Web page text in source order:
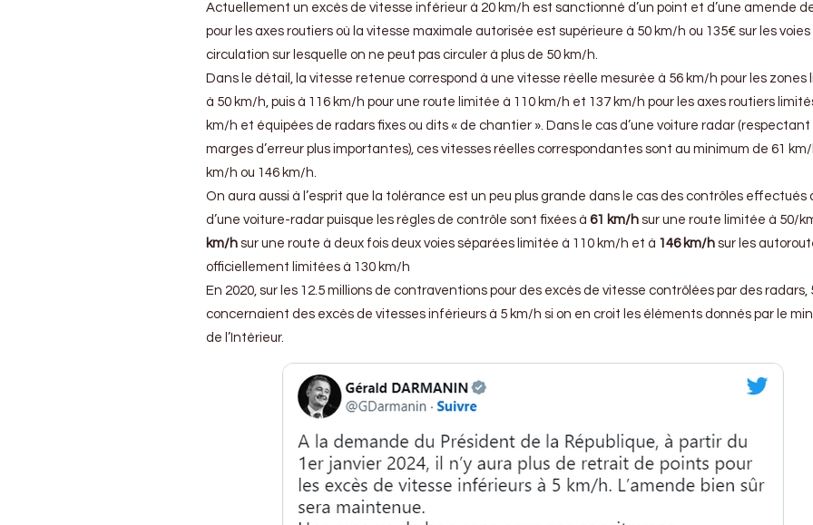
Actuellement un excès de vitesse inférieur à 20 km/h est sanctionné d’un point et d’une amende
pour les axes routiers où la vitesse maximale autorisée est supérieure à 50 km/h ou 135€ sur les voies
circulation sur lesquelle on ne peut pas circuler à plus de 50 km/h.
Dans le détail, la vitesse retenue correspond à une vitesse réelle mesurée à 56 km/h pour les zones
à 50 km/h, puis à 116 km/h pour une route limitée à 110 km/h et 137 km/h pour les axes routiers
km/h et équipées de radars fixes ou dits « de chantier ». Dans le cas d’une voiture radar (respectant
marges d’erreur plus importantes), ces vitesses réelles correspondantes sont au minimum de 61 km/
km/h ou 146 km/h.
On aura aussi à l’esprit que la tolérance est un peu plus grande dans le cas des contrôles effectués
d’une voiture-radar puisque les règles de contrôle sont fixées à 61 km/h sur une route limitée à 50/
km/h sur une route à deux fois deux voies séparées limitée à 110 km/h et à 146 km/h sur les
officiellement limitées à 130 km/h
En 2020, sur les 12.5 millions de contraventions pour des excès de vitesse contrôlées par des radars,
concernaient des excès de vitesses inférieurs à 5 km/h si on en croit les éléments donnés par le
de l’Intérieur.